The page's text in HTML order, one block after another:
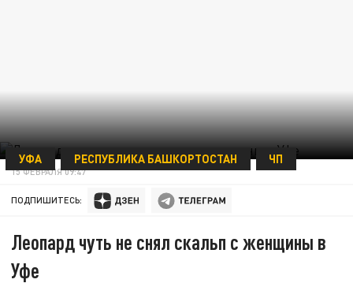
УФА РЕСПУБЛИКА БАШКОРТОСТАН ЧП
15 ФЕВРАЛЯ 09:47
ПОДПИШИТЕСЬ:
Леопард чуть не снял скальп с женщины в
Уфе